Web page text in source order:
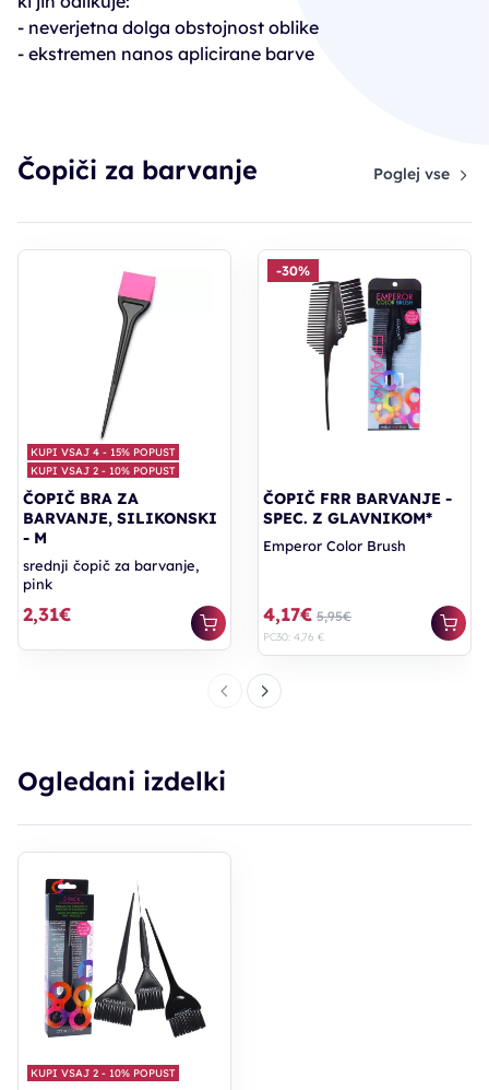
- neverjetna dolga obstojnost oblike
- ekstremen nanos aplicirane barve
Čopiči za barvanje Poglej vse
KUPI VSAJ 4 - 15% POPUST
KUPI VSAJ 2 - 10% POPUST
ČOPIČ BRA ZA
BARVANJE, SILIKONSKI
- M
srednji čopič za barvanje,
pink
2,31€
-30%
ČOPIČ FRR BARVANJE -
SPEC. Z GLAVNIKOM*
Emperor Color Brush
4,17€ 5,95€
PC30: 4,76 €
Ogledani izdelki
KUPI VSAJ 2 - 10% POPUST